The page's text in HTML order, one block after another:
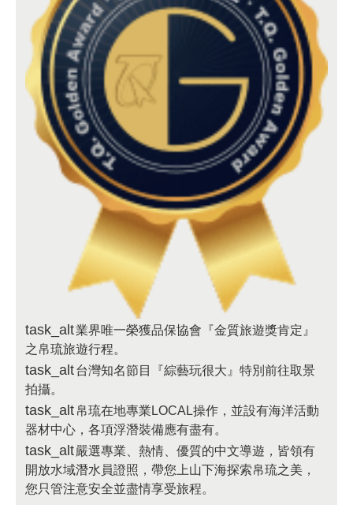
task_alt業界唯一榮獲品保協會『金質旅遊獎肯定』
之帛琉旅遊行程。
task_alt台灣知名節目『綜藝玩很大』特別前往取景
拍攝。
task_alt 帛琉在地專業LOCAL操作，並設有海洋活動
器材中心，各項浮潛裝備應有盡有。
task_alt嚴選專業、熱情、優質的中文導遊，皆領有
開放水域潛水員證照，帶您上山下海探索帛琉之美，
您只管注意安全並盡情享受旅程。